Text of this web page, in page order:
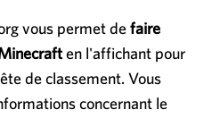
vous permet defaire
en l'affichant pour
de classement. Vous
concernant le